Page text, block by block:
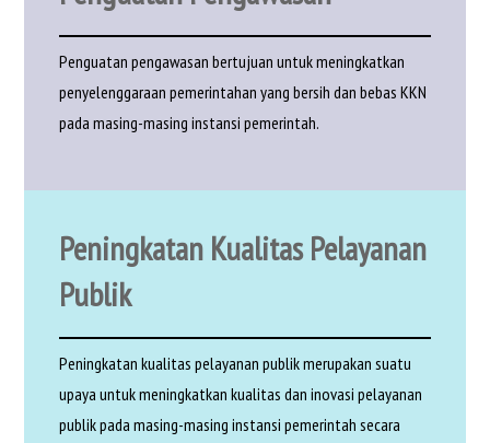
Penguatan pengawasan bertujuan untuk meningkatkan
penyelenggaraan pemerintahan yang bersih dan bebas KKN
pada masing-masing instansi pemerintah.
Peningkatan Kualitas Pelayanan
Publik
Peningkatan kualitas pelayanan publik merupakan suatu
upaya untuk meningkatkan kualitas dan inovasi pelayanan
publik pada masing-masing instansi pemerintah secara